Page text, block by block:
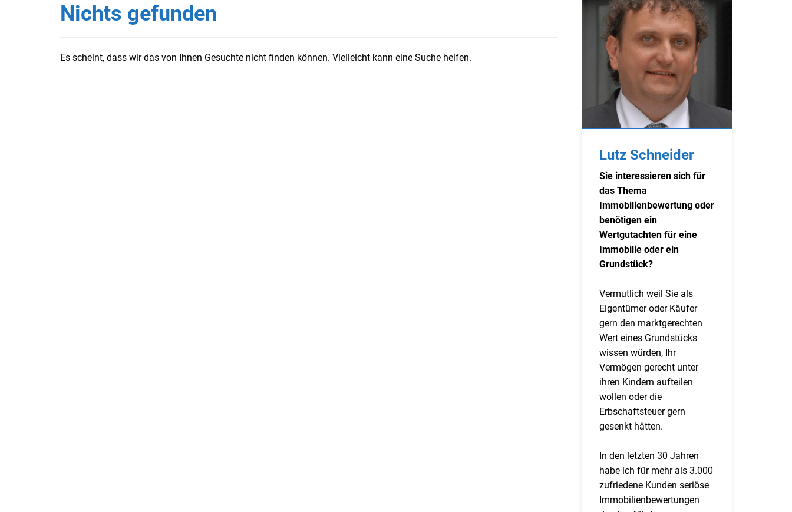
Nichts gefunden
Es scheint, dass wir das von Ihnen Gesuchte nicht finden können. Vielleicht kann eine Suche helfen.
Lutz Schneider
Sie interessieren sich für
das Thema
Immobilienbewertung oder
benötigen ein
Wertgutachten für eine
Immobilie oder ein
Grundstück?
Vermutlich weil Sie als
Eigentümer oder Käufer
gern den marktgerechten
Wert eines Grundstücks
wissen würden, Ihr
Vermögen gerecht unter
ihren Kindern aufteilen
wollen oder die
Erbschaftsteuer gern
gesenkt hätten.
In den letzten 30 Jahren
habe ich für mehr als 3.000
zufriedene Kunden seriöse
Immobilienbewertungen